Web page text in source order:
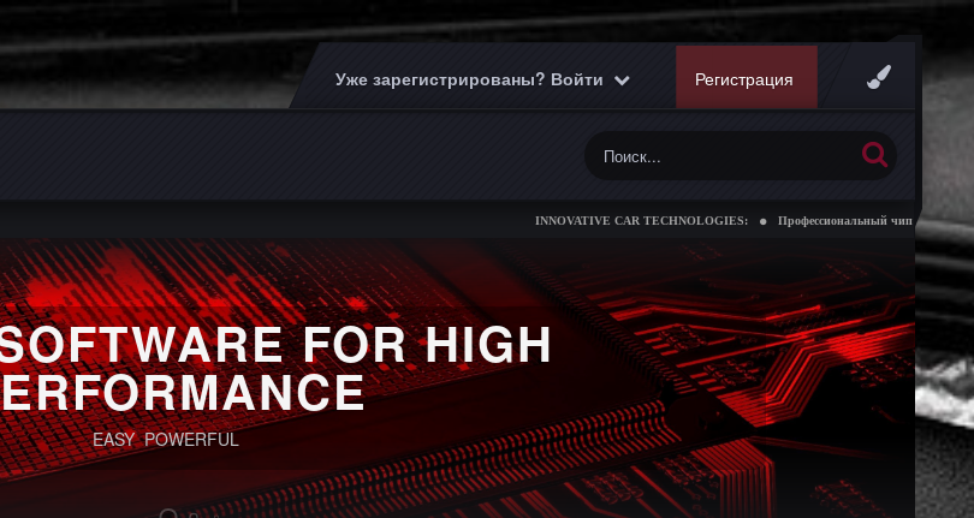
Уже зарегистрированы? Войти Регистрация
INNOVATIVE CAR TECHNOLOGIES: Профессиональный чип тюнинг коробок
FOR HIGH
EASY POWERFUL